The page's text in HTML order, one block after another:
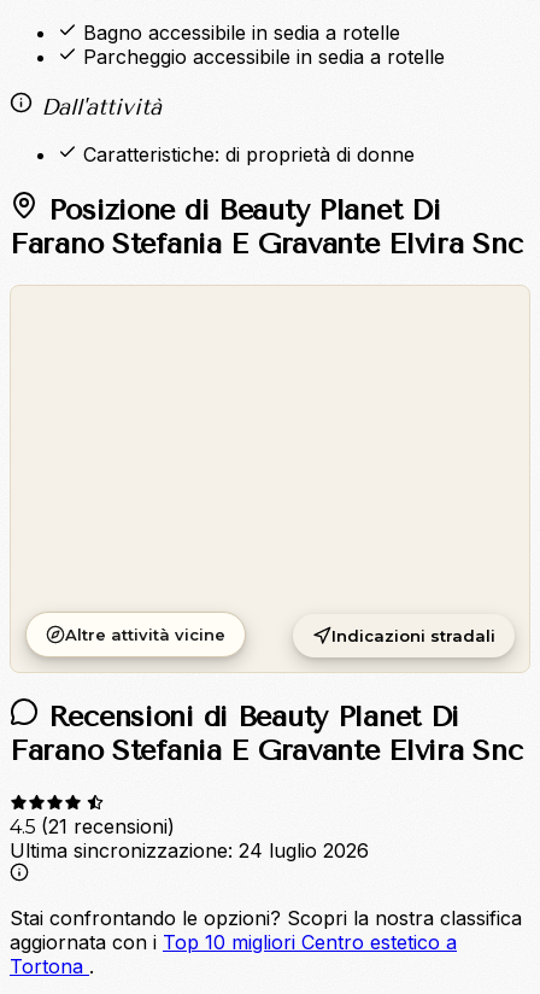
Bagno accessibile in sedia a rotelle
Parcheggio accessibile in sedia a rotelle
Dall'attività
Caratteristiche: di proprietà di donne
Posizione di Beauty Planet Di
Farano Stefania E Gravante Elvira Snc
Altre attività vicine Indicazioni stradali
Recensioni di Beauty Planet Di
Farano Stefania E Gravante Elvira Snc
4.5 (21 recensioni)
Ultima sincronizzazione: 24 luglio 2026
Stai confrontando le opzioni? Scopri la nostra classifica
aggiornata con i Top 10 migliori Centro estetico a
Tortona .